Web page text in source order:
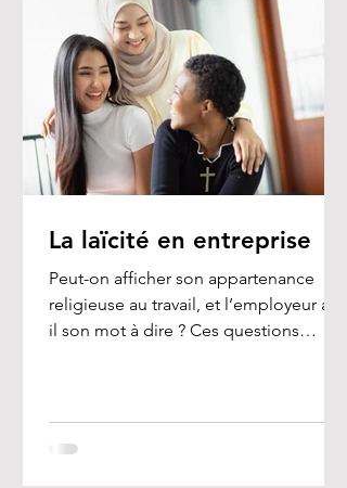
La laïcité en entreprise
Peut-on afficher son appartenance
religieuse au travail, et l’employeur a-t-
il son mot à dire ? Ces questions